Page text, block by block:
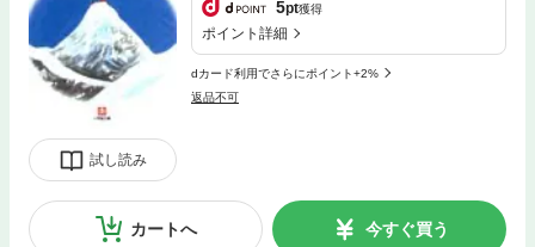
試し読み
5pt獲得
ポイント詳細
dカード利用でさらにポイント+2%
返品不可
カートへ 今すぐ買う